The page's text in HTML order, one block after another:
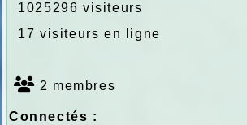
1025296 visiteurs
17 visiteurs en ligne
2 membres
Connectés :